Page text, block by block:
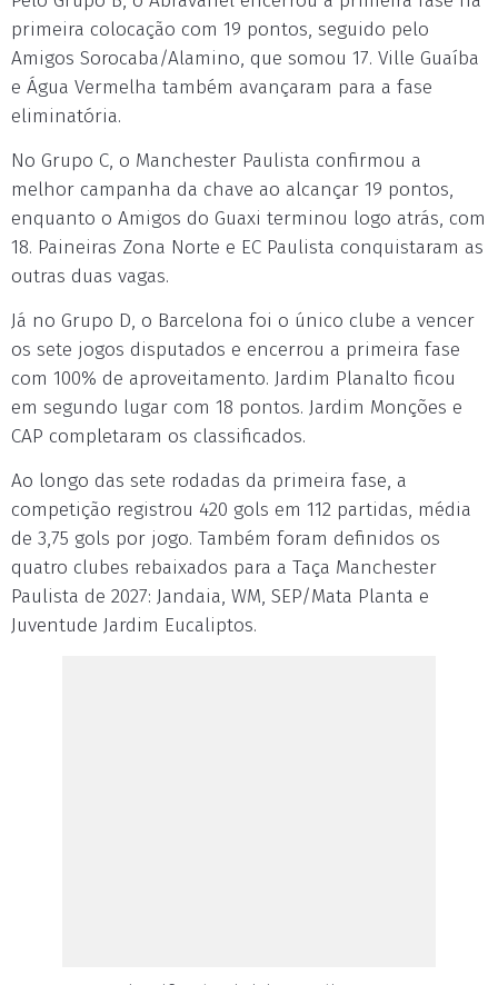
primeira colocação com 19 pontos, seguido pelo
Amigos Sorocaba/Alamino, que somou 17. Ville Guaíba
e Água Vermelha também avançaram para a fase
eliminatória.
No Grupo C, o Manchester Paulista confirmou a
melhor campanha da chave ao alcançar 19 pontos,
enquanto o Amigos do Guaxi terminou logo atrás, com
18. Paineiras Zona Norte e EC Paulista conquistaram as
outras duas vagas.
Já no Grupo D, o Barcelona foi o único clube a vencer
os sete jogos disputados e encerrou a primeira fase
com 100% de aproveitamento. Jardim Planalto ficou
em segundo lugar com 18 pontos. Jardim Monções e
CAP completaram os classificados.
Ao longo das sete rodadas da primeira fase, a
competição registrou 420 gols em 112 partidas, média
de 3,75 gols por jogo. Também foram definidos os
quatro clubes rebaixados para a Taça Manchester
Paulista de 2027: Jandaia, WM, SEP/Mata Planta e
Juventude Jardim Eucaliptos.